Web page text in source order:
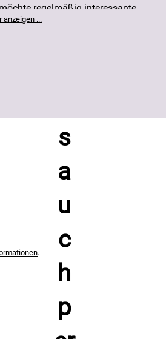
regelmäßig interessante
per E-Mail erhalten. Meine E-
Adresse wird nicht an andere
anzeigen ...
.